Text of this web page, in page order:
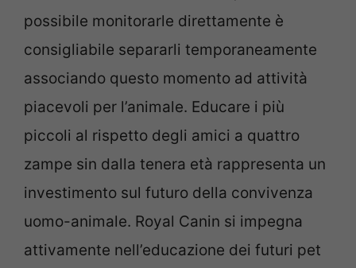
possibile monitorarle direttamente è
consigliabile separarli temporaneamente
associando questo momento ad attività
piacevoli per l’animale. Educare i più
piccoli al rispetto degli amici a quattro
zampe sin dalla tenera età rappresenta un
investimento sul futuro della convivenza
uomo-animale. Royal Canin si impegna
attivamente nell’educazione dei futuri pet